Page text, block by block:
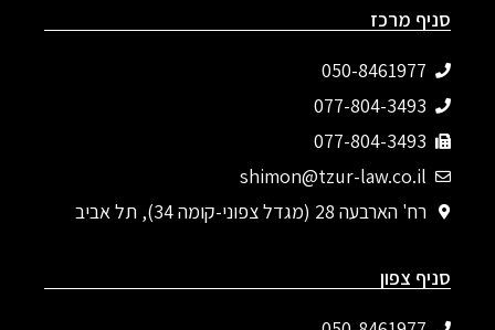
סניף מרכז
050-8461977
077-804-3493‬
077-804-3493
shimon@tzur-law.co.il
רח' הארבעה 28 (מגדל צפוני-קומה 34), תל אביב
סניף צפון